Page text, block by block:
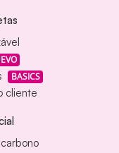
BASICS
cliente